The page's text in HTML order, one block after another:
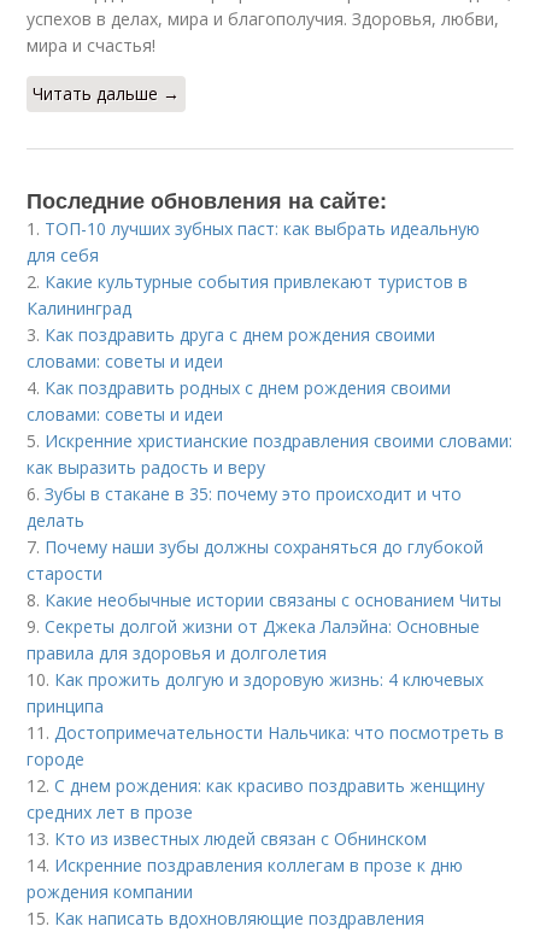
успехов в делах, мира и благополучия. Здоровья, любви,
мира и счастья!
Читать дальше →
Последние обновления на сайте:
1. ТОП-10 лучших зубных паст: как выбрать идеальную
для себя
2. Какие культурные события привлекают туристов в
Калининград
3. Как поздравить друга с днем рождения своими
словами: советы и идеи
4. Как поздравить родных с днем рождения своими
словами: советы и идеи
5. Искренние христианские поздравления своими словами:
как выразить радость и веру
6.Зубы в стакане в 35: почему это происходит и что
делать
7. Почему наши зубы должны сохраняться до глубокой
старости
8. Какие необычные истории связаны с основанием Читы
9.Секреты долгой жизни от Джека Лалэйна: Основные
правила для здоровья и долголетия
10. Как прожить долгую и здоровую жизнь: 4 ключевых
принципа
11.Достопримечательности Нальчика: что посмотреть в
городе
12.С днем рождения: как красиво поздравить женщину
средних лет в прозе
13. Кто из известных людей связан с Обнинском
14. Искренние поздравления коллегам в прозе к дню
рождения компании
15. Как написать вдохновляющие поздравления